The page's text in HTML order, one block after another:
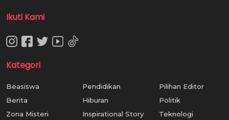
Ikuti Kami
Kategori
Beasiswa
Berita
Zona Misteri
Pendidikan
Hiburan
Inspirational Story
Pilihan Editor
Politik
Teknologi